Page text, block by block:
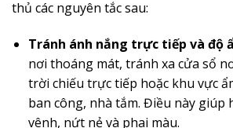
thủ các nguyên tắc sau:
Tránh ánh nắng trực tiếp và độ
nơi thoáng mát, tránh xa cửa sổ
trời chiếu trực tiếp hoặc khu vực
ban công, nhà tắm. Điều này giúp
vênh, nứt nẻ và phai màu.